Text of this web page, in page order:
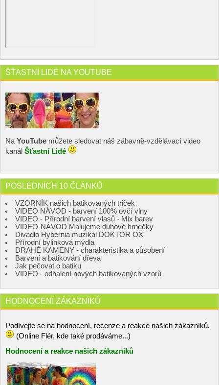
ŠŤASTNÍ LIDÉ NA YOUTUBE
NaYouTube můžete sledovat náš zábavně-vzdělávací video
kanál Šťastní Lidé
POSLEDNÍCH 10 ČLÁNKŮ
VZORNÍK našich batikovaných triček
VIDEO NÁVOD - barvení 100% ovčí vlny
VIDEO - Přírodní barvení vlasů - Mix barev
VIDEO-NÁVOD Malujeme duhové hrnečky
Divadlo Hybernia muzikál DOKTOR OX
Přírodní bylinková mýdla
DRAHÉ KAMENY - charakteristika a působení
Barvení a batikování dřeva
Jak pečovat o batiku
VIDEO - odhalení nových batikovaných vzorů
HODNOCENÍ ZÁKAZNÍKŮ
Podívejte se na hodnocení, recenze a reakce našich zákazníků.
(Online Flér, kde také prodáváme...)
Hodnocení a reakce našich zákazníků